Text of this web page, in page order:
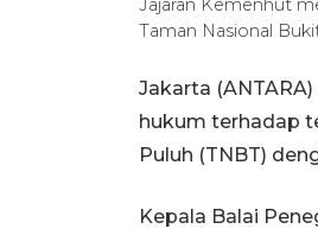
Jajaran Kemenhut
Taman Nasional
Jakarta
hukum terhadap
Puluh (TNBT)
Kepala Balai